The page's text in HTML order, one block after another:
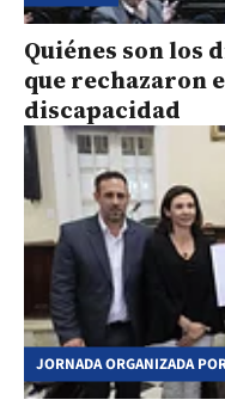
Quiénes son los
que rechazaron
discapacidad
JORNADA ORGANIZADA